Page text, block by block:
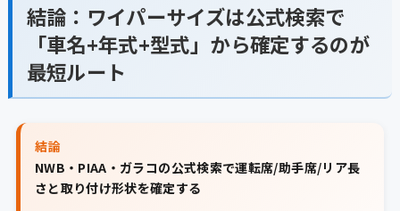
結論：ワイパーサイズは公式検索で
「車名+年式+型式」から確定するのが
最短ルート
結論
NWB・PIAA・ガラコの公式検索で運転席/助手席/リア長
さと取り付け形状を確定する